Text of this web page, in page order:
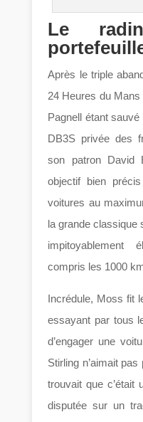
Le
Après le triple
24 Heures du Mans
Pagnell étant
DB3S privée des
son patron David
objectif bien
voitures au
la grande classique
impitoyablement
compris les 1000
Incrédule, Moss fit
essayant par tous
d’engager une
Stirling n’aimait
trouvait que c’était
disputée sur un